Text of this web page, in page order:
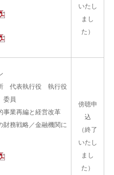
いたし
まし
た）
代表執行役 執行役
員
事業再編と経営改革
戦略／金融機関に
傍聴申
込
（終了
いたし
まし
た）